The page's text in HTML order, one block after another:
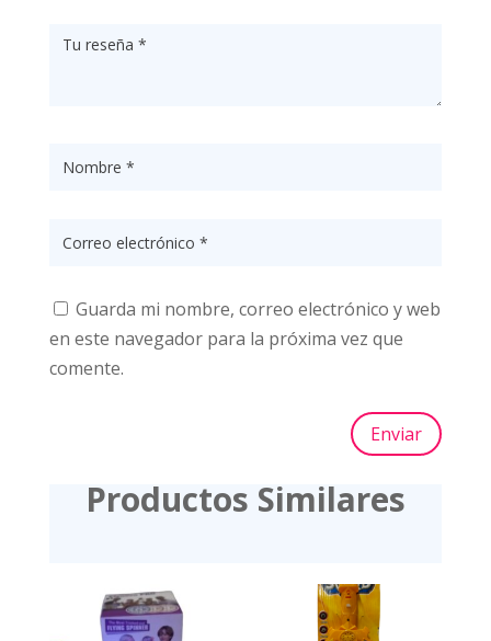
Guarda mi nombre, correo electrónico y web
en este navegador para la próxima vez que
comente.
Enviar
Productos Similares